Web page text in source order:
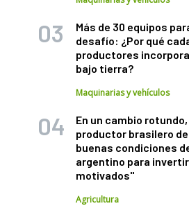
Más de 30 equipos
desafío: ¿Por qué
productores
bajo tierra?
Maquinarias y vehículos
En un cambio
productor brasilero
buenas condiciones
argentino para
motivados"
Agricultura